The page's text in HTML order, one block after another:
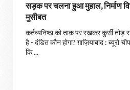
सड़क पर चलना हुआ मुहाल, निर्माण
मुसीबत
कर्तव्यनिष्ठा को ताक पर रखकर कुर्सी तोड़
है - दंडित कौन होगा? ग़ाज़ियाबाद : ब्यूरो
कि ...